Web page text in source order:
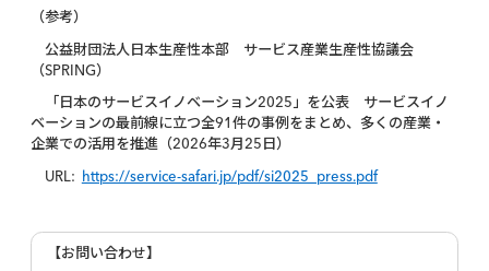
（参考）
公益財団法人日本生産性本部 サービス産業生産性協議会
（SPRING）
「日本のサービスイノベーション2025」を公表 サービスイノ
ベーションの最前線に立つ全91件の事例をまとめ、多くの産業・
企業での活用を推進（2026年3月25日）
URL: https://service-safari.jp/pdf/si2025_press.pdf
【お問い合わせ】